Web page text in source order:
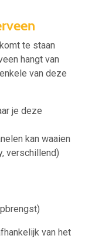
te staan
hangt van
van deze
je deze
kan waaien
verschillend)
van het